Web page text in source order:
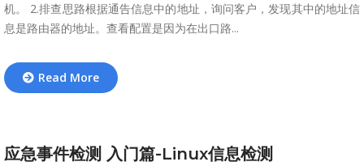
机。 2.排查思路根据通告信息中的地址，询问客户，发现其中的地址信
息是路由器的地址。查看配置是因为在出口路...
Read More
应急事件检测 入门篇-Linux信息检测